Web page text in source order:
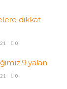
dikkat
0
9 yalan
0